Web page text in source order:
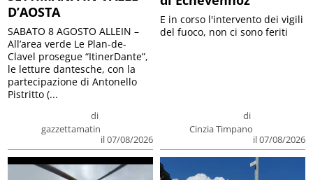
D’AOSTA
di
gazzettamatin
il 07/08/2026
SABATO 8 AGOSTO ALLEIN –
All’area verde Le Plan-de-
Clavel prosegue “ItinerDante”,
le letture dantesche, con la
partecipazione di Antonello
Pistritto (...
di
Cinzia Timpano
il 07/08/2026
E in corso l'intervento dei vigili
del fuoco, non ci sono feriti